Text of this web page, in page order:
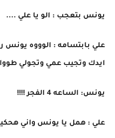
يونس بتعجب : الو يا علي ....
علي بابتسامه : الوووه يونس
ايدك وتجيب عمي وتجولي
يونس: الساعه 4 الفجر !!!!
علي : همل يا يونس واني